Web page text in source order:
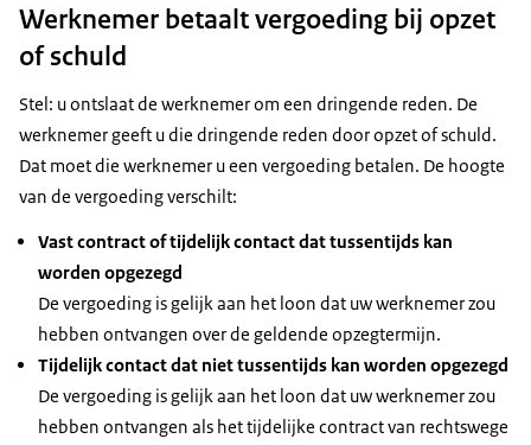
Werknemer betaalt vergoeding bij opzet
of schuld
Stel: u ontslaat de werknemer om een dringende reden. De
werknemer geeft u die dringende reden door opzet of schuld.
Dat moet die werknemer u een vergoeding betalen. De hoogte
van de vergoeding verschilt:
Vast contract of tijdelijk contact dat tussentijds kan
worden opgezegd
De vergoeding is gelijk aan het loon dat uw werknemer zou
hebben ontvangen over de geldende opzegtermijn.
Tijdelijk contact dat niet tussentijds kan worden opgezegd
De vergoeding is gelijk aan het loon dat uw werknemer zou
hebben ontvangen als het tijdelijke contract van rechtswege